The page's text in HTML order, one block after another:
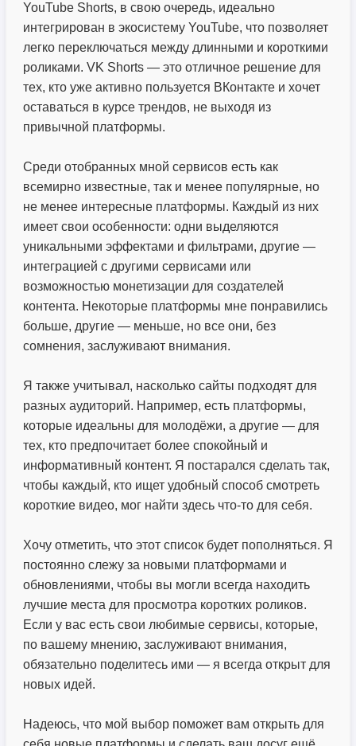
YouTube Shorts, в свою очередь, идеально
интегрирован в экосистему YouTube, что позволяет
легко переключаться между длинными и короткими
роликами. VK Shorts — это отличное решение для
тех, кто уже активно пользуется ВКонтакте и хочет
оставаться в курсе трендов, не выходя из
привычной платформы.
Среди отобранных мной сервисов есть как
всемирно известные, так и менее популярные, но
не менее интересные платформы. Каждый из них
имеет свои особенности: одни выделяются
уникальными эффектами и фильтрами, другие —
интеграцией с другими сервисами или
возможностью монетизации для создателей
контента. Некоторые платформы мне понравились
больше, другие — меньше, но все они, без
сомнения, заслуживают внимания.
Я также учитывал, насколько сайты подходят для
разных аудиторий. Например, есть платформы,
которые идеальны для молодёжи, а другие — для
тех, кто предпочитает более спокойный и
информативный контент. Я постарался сделать так,
чтобы каждый, кто ищет удобный способ смотреть
короткие видео, мог найти здесь что-то для себя.
Хочу отметить, что этот список будет пополняться. Я
постоянно слежу за новыми платформами и
обновлениями, чтобы вы могли всегда находить
лучшие места для просмотра коротких роликов.
Если у вас есть свои любимые сервисы, которые,
по вашему мнению, заслуживают внимания,
обязательно поделитесь ими — я всегда открыт для
новых идей.
Надеюсь, что мой выбор поможет вам открыть для